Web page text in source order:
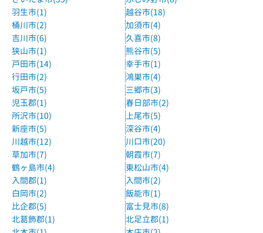
羽生市(1)
越谷市(18)
桶川市(2)
加須市(4)
吉川市(6)
久喜市(8)
狭山市(1)
熊谷市(5)
戸田市(14)
幸手市(1)
行田市(2)
鴻巣市(4)
坂戸市(5)
三郷市(3)
児玉郡(1)
春日部市(2)
所沢市(10)
上尾市(5)
新座市(5)
深谷市(4)
川越市(12)
川口市(20)
草加市(7)
朝霞市(7)
鶴ヶ島市(4)
東松山市(4)
入間郡(1)
入間市(2)
白岡市(2)
飯能市(1)
比企郡(5)
富士見市(8)
北葛飾郡(1)
北足立郡(1)